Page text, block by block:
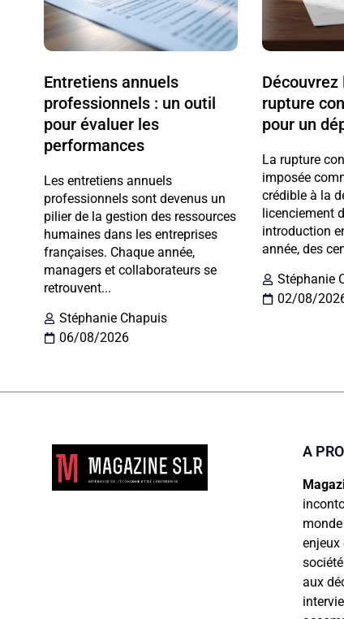
Entretiens annuels
professionnels : un outil
pour évaluer les
performances
Les entretiens annuels
professionnels sont devenus un
pilier de la gestion des ressources
humaines dans les entreprises
françaises. Chaque année,
managers et collaborateurs se
retrouvent...
Stéphanie Chapuis
06/08/2026
rupture
pour un
La rupture
imposée
crédible à la
licenciement
introduction
année, des
Stéphanie
02/08/
A
enjeux
aux